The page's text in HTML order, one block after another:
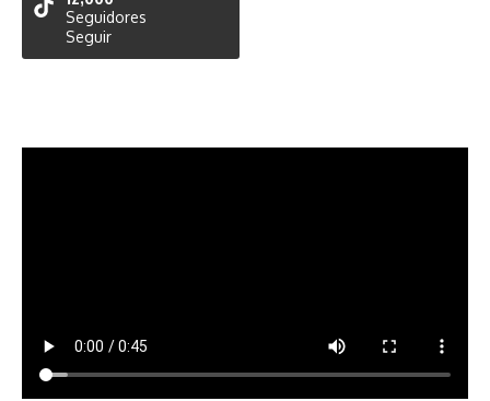
Seguidores
Seguir